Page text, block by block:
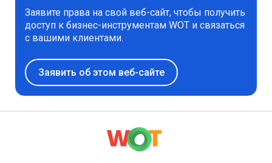
Заявите права на свой веб-сайт, чтобы получить
доступ к бизнес-инструментам WOT и связаться
с вашими клиентами.
Заявить об этом веб-сайте